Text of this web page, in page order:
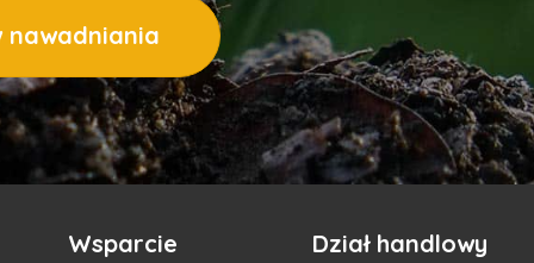
Wsparcie
Dział handlowy